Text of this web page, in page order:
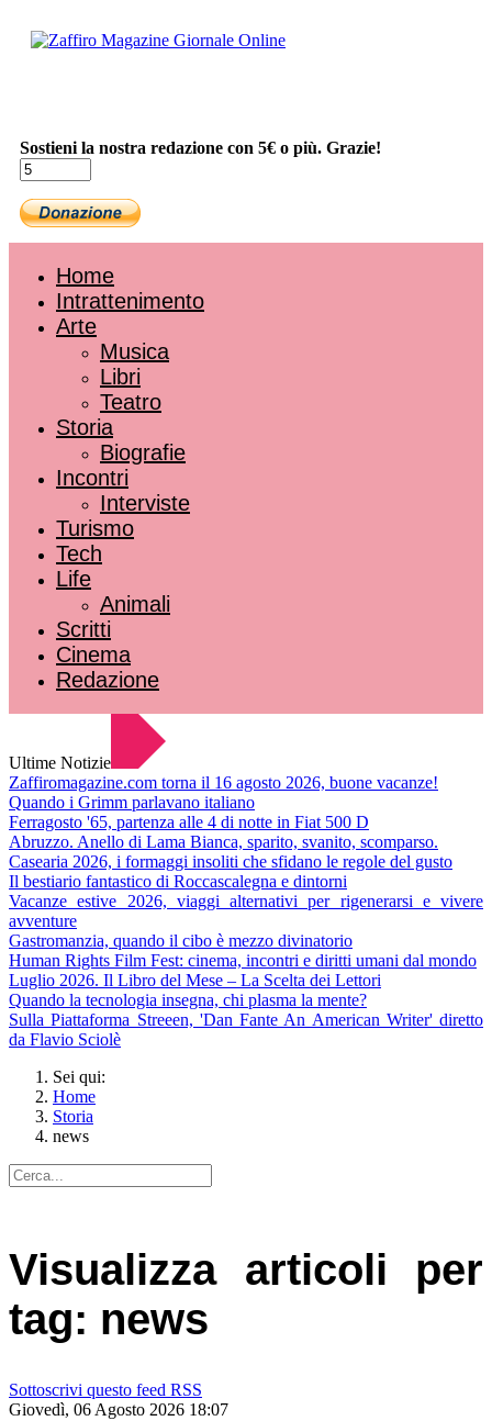
Sostieni la nostra redazione con 5€ o più. Grazie!
Home
Intrattenimento
Arte
Musica
Libri
Teatro
Storia
Biografie
Incontri
Interviste
Turismo
Tech
Life
Animali
Scritti
Cinema
Redazione
Ultime Notizie
Zaffiromagazine.com torna il 16 agosto 2026, buone vacanze!
Quando i Grimm parlavano italiano
Ferragosto '65, partenza alle 4 di notte in Fiat 500 D
Abruzzo. Anello di Lama Bianca, sparito, svanito, scomparso.
Casearia 2026, i formaggi insoliti che sfidano le regole del gusto
Il bestiario fantastico di Roccascalegna e dintorni
Vacanze estive 2026, viaggi alternativi per rigenerarsi e vivere
avventure
Gastromanzia, quando il cibo è mezzo divinatorio
Human Rights Film Fest: cinema, incontri e diritti umani dal mondo
Luglio 2026. Il Libro del Mese – La Scelta dei Lettori
Quando la tecnologia insegna, chi plasma la mente?
Sulla Piattaforma Streeen, 'Dan Fante An American Writer' diretto
da Flavio Sciolè
Sei qui:
Home
Storia
news
Visualizza articoli per
tag: news
Sottoscrivi questo feed RSS
Giovedì, 06 Agosto 2026 18:07